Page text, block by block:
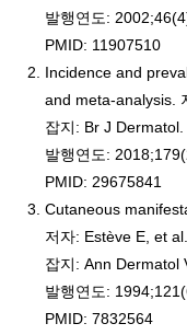
발행연도:
PMID: 11907510
Incidence and
and meta-analysis.
잡지: Br J Dermatol.
발행연도:
PMID: 29675841
Cutaneous
저자: Estève E, et al.
잡지: Ann Dermatol
발행연도:
PMID: 7832564